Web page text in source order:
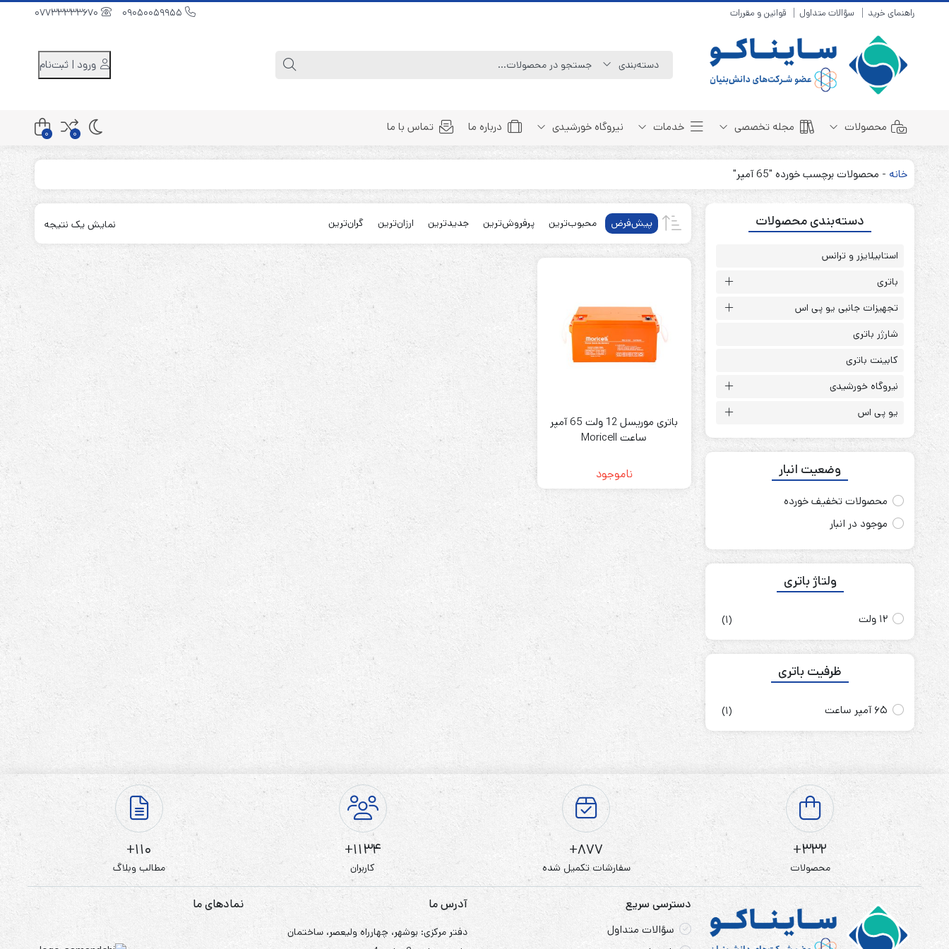
راهنمای خرید سؤالات متداول قوانین و مقررات
ورود | ثبت‌نام
محصولات
باتری سیلد لید اسید
باتری 12 ولت
باتری نیکل کادمیوم
باتری نیکل متال هیدرید
Line Interactive (Simulated Sine Wave)
Line Interactive (Pure Sine Wave)
Double Conversion (1:1)
Double Convertion (3:1)
Double Conversion (3:3)
کابینت باتری 48 ولت
کابینت باتری 240 ولت
سلاموند
موریسل
کینگ بت
رله‌ای
AVR
سروو موتوری
ابزارهای مدیریت یوپی‌اس
تابلوی بای پس
ترانس ایزوله
مجله تخصصی
مبانی باتری
انواع باتری
تست و کنترل
طول عمر باتری
باتری هوشمند
بسته بندی و ایمنی
روش های شارژ
روش های تخلیه
خدمات نیروگاه خورشیدی درباره ما تماس با ما
0
0
خانه - محصولات برچسب خورده "65 آمپر"
پیش‌فرض محبوب‌ترین پرفروش‌ترین جدیدترین ارزان‌ترین گران‌ترین نمایش یک نتیجه
باتری موریسل 12 ولت 65 آمپر
ساعت Moricell
ناموجود
دسته‌بندی محصولات
استابیلایزر و ترانس
باتری
تجهیزات جانبی یو پی اس
شارژر باتری
کابینت باتری
نیروگاه خورشیدی
یو پی اس
وضعیت انبار
محصولات تخفیف خورده
موجود در انبار
ولتاژ باتری
12 ولت (1)
ظرفیت باتری
65 آمپر ساعت (1)
332+
محصولات
877+
سفارشات تکمیل شده
1134+
کاربران
110+
مطالب وبلاگ
دسترسی سریع
سؤالات متداول
آدرس ما
دفتر مرکزی: بوشهر، چهارراه ولیعصر، ساختمان
نمادهای ما